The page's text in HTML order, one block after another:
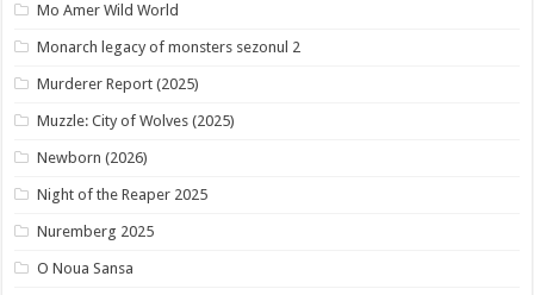
Mo Amer Wild World
Monarch legacy of monsters sezonul 2
Murderer Report (2025)
Muzzle: City of Wolves (2025)
Newborn (2026)
Night of the Reaper 2025
Nuremberg 2025
O Noua Sansa